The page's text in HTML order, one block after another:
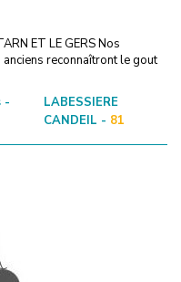
ET LE GERS Nos
reconnaîtront le gout
-
LABESSIERE
CANDEIL - 81